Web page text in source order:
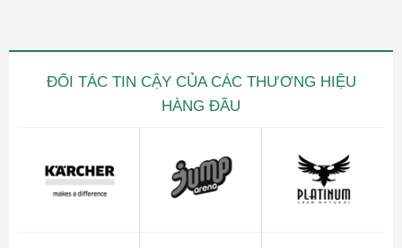
ĐỐI TÁC TIN CẬY CỦA CÁC THƯƠNG HIỆU
HÀNG ĐẦU